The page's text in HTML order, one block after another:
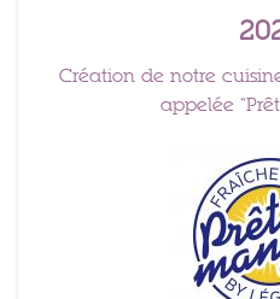
Création de notre
appelée